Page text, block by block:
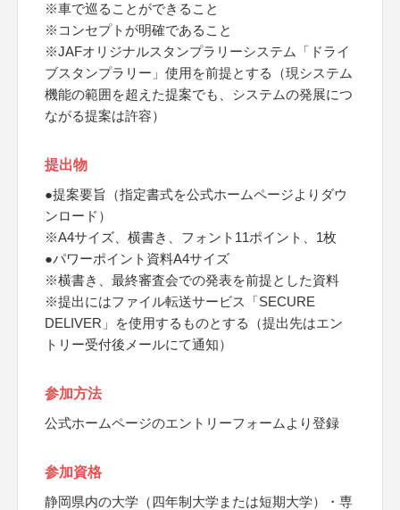
※車で巡ることができること
※コンセプトが明確であること
※JAFオリジナルスタンプラリーシステム「ドライ
ブスタンプラリー」使用を前提とする（現システム
機能の範囲を超えた提案でも、システムの発展につ
ながる提案は許容）
提出物
●提案要旨（指定書式を公式ホームページよりダウ
ンロード）
※A4サイズ、横書き、フォント11ポイント、1枚
●パワーポイント資料A4サイズ
※横書き、最終審査会での発表を前提とした資料
※提出にはファイル転送サービス「SECURE
DELIVER」を使用するものとする（提出先はエン
トリー受付後メールにて通知）
参加方法
公式ホームページのエントリーフォームより登録
参加資格
静岡県内の大学（四年制大学または短期大学）・専